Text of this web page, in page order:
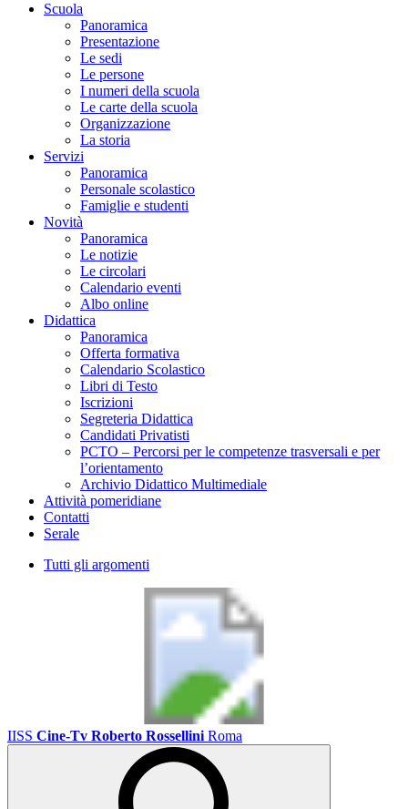
Scuola
Panoramica
Presentazione
Le sedi
Le persone
I numeri della scuola
Le carte della scuola
Organizzazione
La storia
Servizi
Panoramica
Personale scolastico
Famiglie e studenti
Novità
Panoramica
Le notizie
Le circolari
Calendario eventi
Albo online
Didattica
Panoramica
Offerta formativa
Calendario Scolastico
Libri di Testo
Iscrizioni
Segreteria Didattica
Candidati Privatisti
PCTO – Percorsi per le competenze trasversali e per
l’orientamento
Archivio Didattico Multimediale
Attività pomeridiane
Contatti
Serale
Tutti gli argomenti
IISS Cine-Tv Roberto Rossellini Roma